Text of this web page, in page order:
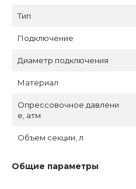
Тип
Подключение
Диаметр подключения
Материал
Опрессовочное давлени
е, атм
Объем секции, л
Общие параметры